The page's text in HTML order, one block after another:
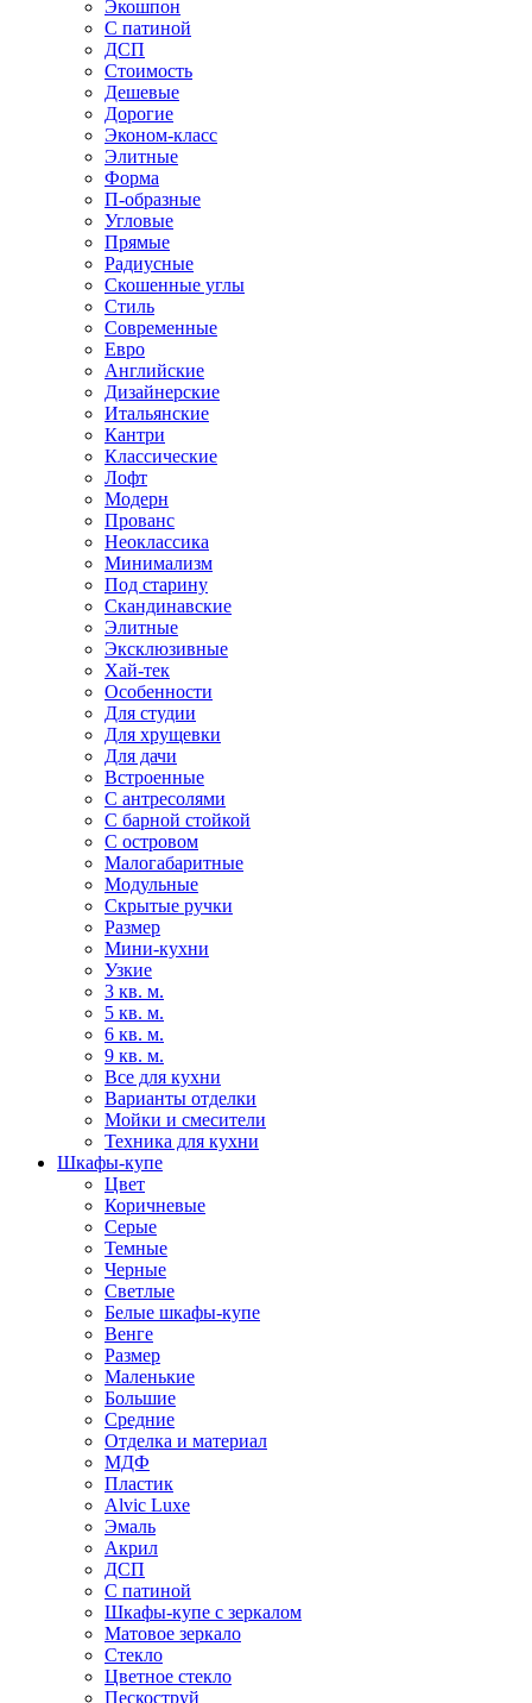
Экошпон
С патиной
ДСП
Стоимость
Дешевые
Дорогие
Эконом-класс
Элитные
Форма
П-образные
Угловые
Прямые
Радиусные
Скошенные углы
Стиль
Современные
Евро
Английские
Дизайнерские
Итальянские
Кантри
Классические
Лофт
Модерн
Прованс
Неоклассика
Минимализм
Под старину
Скандинавские
Элитные
Эксклюзивные
Хай-тек
Особенности
Для студии
Для хрущевки
Для дачи
Встроенные
С антресолями
С барной стойкой
С островом
Малогабаритные
Модульные
Скрытые ручки
Размер
Мини-кухни
Узкие
3 кв. м.
5 кв. м.
6 кв. м.
9 кв. м.
Все для кухни
Варианты отделки
Мойки и смесители
Техника для кухни
Шкафы-купе
Цвет
Коричневые
Серые
Темные
Черные
Светлые
Белые шкафы-купе
Венге
Размер
Маленькие
Большие
Средние
Отделка и материал
МДФ
Пластик
Alvic Luxe
Эмаль
Акрил
ДСП
С патиной
Шкафы-купе с зеркалом
Матовое зеркало
Стекло
Цветное стекло
Пескоструй